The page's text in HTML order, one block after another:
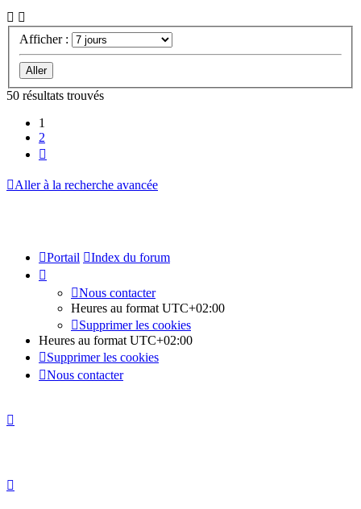
Afficher :
50 résultats trouvés
1
2
Aller à la recherche avancée
Portail Index du forum
Nous contacter
Heures au format UTC+02:00
Supprimer les cookies
Heures au format UTC+02:00
Supprimer les cookies
Nous contacter